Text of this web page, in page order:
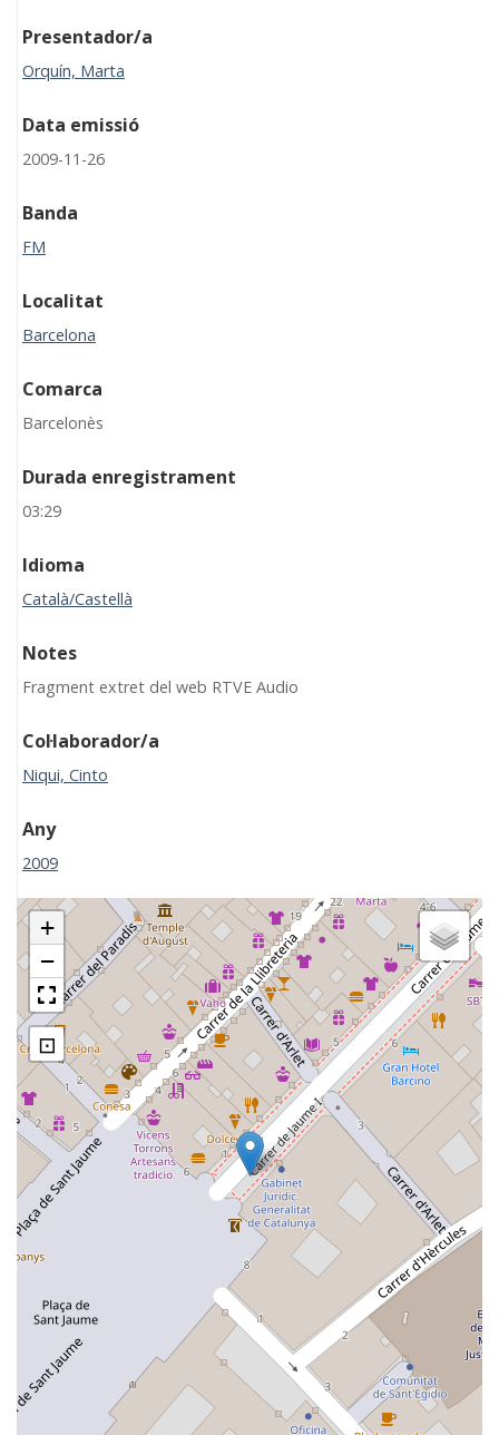
Presentador/a
Orquín, Marta
Data emissió
2009-11-26
Banda
FM
Localitat
Barcelona
Comarca
Barcelonès
Durada enregistrament
03:29
Idioma
Català/Castellà
Notes
Fragment extret del web RTVE Audio
Col·laborador/a
Niqui, Cinto
Any
2009
+
−
⊡